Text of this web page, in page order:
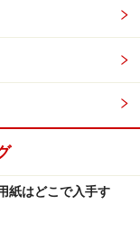
紙はどこで入手す